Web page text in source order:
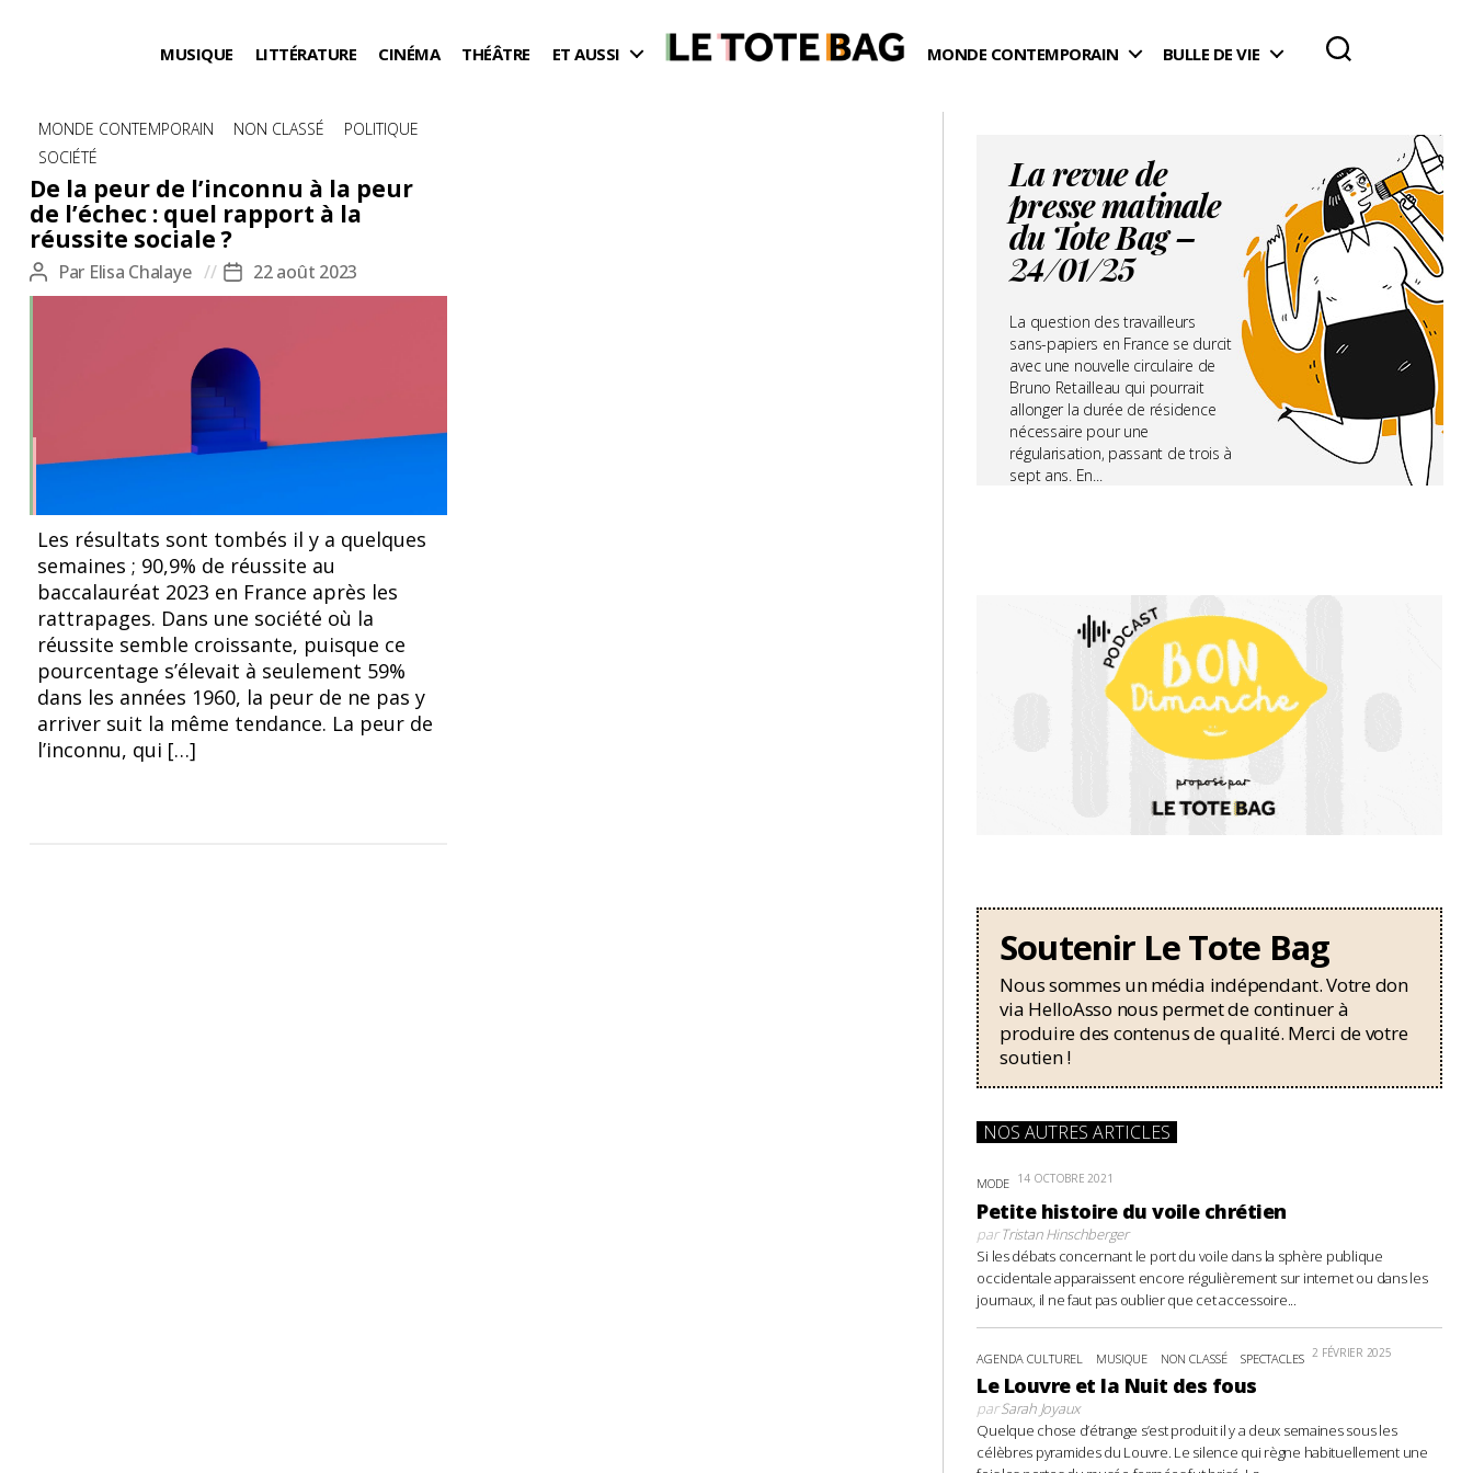
MUSIQUE LITTÉRATURE CINÉMA THÉÂTRE ET AUSSI MONDE CONTEMPORAIN BULLE DE VIE
Catégories
MONDE CONTEMPORAIN NON CLASSÉ
POLITIQUE
SOCIÉTÉ
De la peur de l’inconnu à la peur
de l’échec : quel rapport à la
réussite sociale ?
Auteur
de
Par Elisa Chalaye
Date
de
22 août 2023
Photo de Mo Eid sur Pexels: https://www.pexels.com/fr-
fr/photo/escalier-lumineux-rouge-art-10771000/
Les résultats sont tombés il y a quelques
semaines ; 90,9% de réussite au
baccalauréat 2023 en France après les
rattrapages. Dans une société où la
réussite semble croissante, puisque ce
pourcentage s’élevait à seulement 59%
dans les années 1960, la peur de ne pas y
arriver suit la même tendance. La peur de
l’inconnu, qui […]
La revue de
presse matinale
du Tote Bag –
24/01/25
La question des travailleurs
sans-papiers en France se durcit
avec une nouvelle circulaire de
Bruno Retailleau qui pourrait
allonger la durée de résidence
nécessaire pour une
régularisation, passant de trois à
sept ans. En...
Soutenir Le Tote Bag
Nous sommes un média indépendant. Votre don
via HelloAsso nous permet de continuer à
produire des contenus de qualité. Merci de votre
soutien !
NOS AUTRES ARTICLES
MODE 14 OCTOBRE 2021
Petite histoire du voile chrétien
parTristan Hinschberger
Si les débats concernant le port du voile dans la sphère publique
occidentale apparaissent encore régulièrement sur internet ou dans les
journaux, il ne faut pas oublier que cet accessoire...
AGENDA CULTUREL MUSIQUE NON CLASSÉ SPECTACLES 2 FÉVRIER 2025
Le Louvre et la Nuit des fous
parSarah Joyaux
Quelque chose d’étrange s’est produit il y a deux semaines sous les
célèbres pyramides du Louvre. Le silence qui règne habituellement une